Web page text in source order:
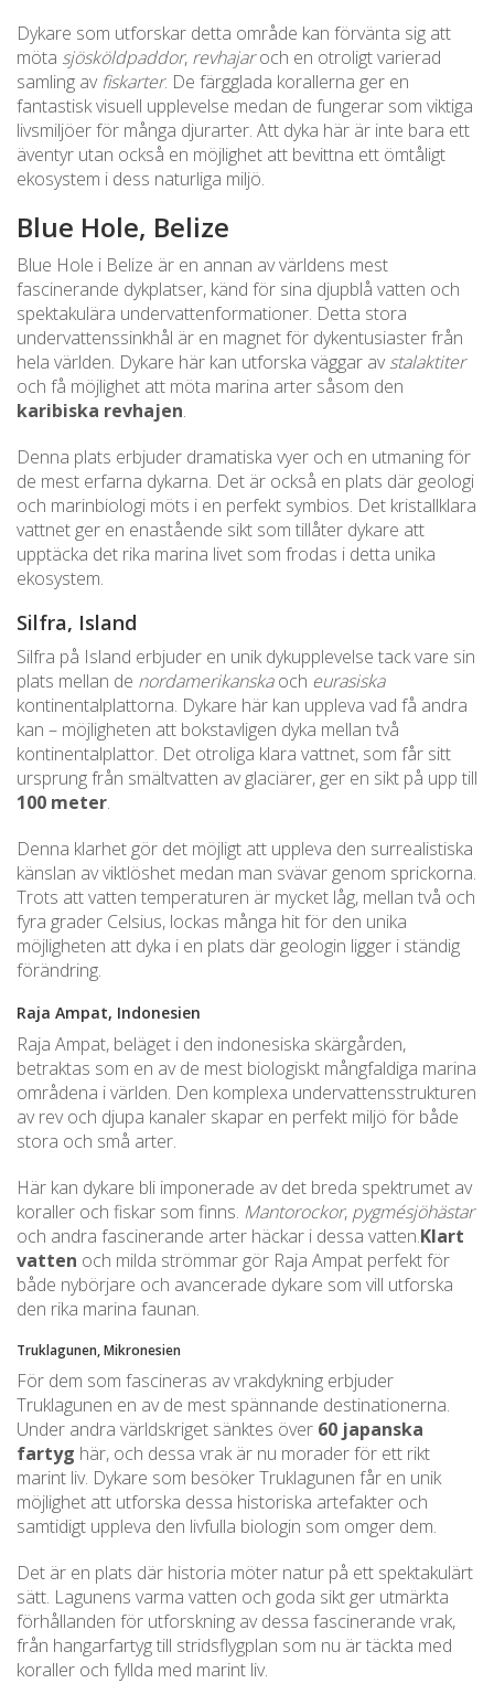
Dykare som utforskar detta område kan förvänta sig att
möta sjösköldpaddor, revhajaroch en otroligt varierad
samling av fiskarter. De färgglada korallerna ger en
fantastisk visuell upplevelse medan de fungerar som viktiga
livsmiljöer för många djurarter. Att dyka här är inte bara ett
äventyr utan också en möjlighet att bevittna ett ömtåligt
ekosystem i dess naturliga miljö.
Blue Hole, Belize
Blue Hole i Belize är en annan av världens mest
fascinerande dykplatser, känd för sina djupblå vatten och
spektakulära undervattenformationer. Detta stora
undervattenssinkhål är en magnet för dykentusiaster från
hela världen. Dykare här kan utforska väggar avstalaktiter
och få möjlighet att möta marina arter såsom den
karibiska revhajen.
Denna plats erbjuder dramatiska vyer och en utmaning för
de mest erfarna dykarna. Det är också en plats där geologi
och marinbiologi möts i en perfekt symbios. Det kristallklara
vattnet ger en enastående sikt som tillåter dykare att
upptäcka det rika marina livet som frodas i detta unika
ekosystem.
Silfra, Island
Silfra på Island erbjuder en unik dykupplevelse tack vare sin
plats mellan de nordamerikanskaoch eurasiska
kontinentalplattorna. Dykare här kan uppleva vad få andra
kan – möjligheten att bokstavligen dyka mellan två
kontinentalplattor. Det otroliga klara vattnet, som får sitt
ursprung från smältvatten av glaciärer, ger en sikt på upp till
100 meter.
Denna klarhet gör det möjligt att uppleva den surrealistiska
känslan av viktlöshet medan man svävar genom sprickorna.
Trots att vatten temperaturen är mycket låg, mellan två och
fyra grader Celsius, lockas många hit för den unika
möjligheten att dyka i en plats där geologin ligger i ständig
förändring.
Raja Ampat, Indonesien
Raja Ampat, beläget i den indonesiska skärgården,
betraktas som en av de mest biologiskt mångfaldiga marina
områdena i världen. Den komplexa undervattensstrukturen
av rev och djupa kanaler skapar en perfekt miljö för både
stora och små arter.
Här kan dykare bli imponerade av det breda spektrumet av
koraller och fiskar som finns. Mantorockor, pygmésjöhästar
och andra fascinerande arter häckar i dessa vatten.Klart
vatten och milda strömmar gör Raja Ampat perfekt för
både nybörjare och avancerade dykare som vill utforska
den rika marina faunan.
Truklagunen, Mikronesien
För dem som fascineras av vrakdykning erbjuder
Truklagunen en av de mest spännande destinationerna.
Under andra världskriget sänktes över 60 japanska
fartyg här, och dessa vrak är nu morader för ett rikt
marint liv. Dykare som besöker Truklagunen får en unik
möjlighet att utforska dessa historiska artefakter och
samtidigt uppleva den livfulla biologin som omger dem.
Det är en plats där historia möter natur på ett spektakulärt
sätt. Lagunens varma vatten och goda sikt ger utmärkta
förhållanden för utforskning av dessa fascinerande vrak,
från hangarfartyg till stridsflygplan som nu är täckta med
koraller och fyllda med marint liv.